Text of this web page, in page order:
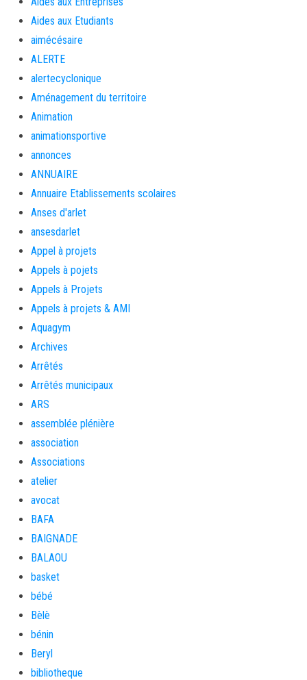
Aides aux Etudiants
aimécésaire
ALERTE
alertecyclonique
Aménagement du territoire
Animation
animationsportive
annonces
ANNUAIRE
Annuaire Etablissements scolaires
Anses d'arlet
ansesdarlet
Appel à projets
Appels à pojets
Appels à Projets
Appels à projets & AMI
Aquagym
Archives
Arrêtés
Arrêtés municipaux
ARS
assemblée plénière
association
Associations
atelier
avocat
BAFA
BAIGNADE
BALAOU
basket
bébé
Bèlè
bénin
Beryl
bibliotheque